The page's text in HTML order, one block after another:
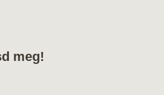
meg!